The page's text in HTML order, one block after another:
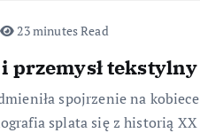
23 minutes Read
przemysł tekstylny
spojrzenie na kobiece
splata się z historią XX